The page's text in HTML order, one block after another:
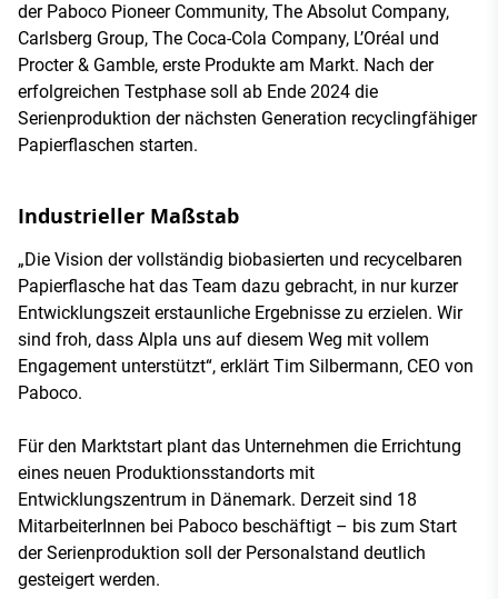
der Paboco Pioneer Community, The Absolut Company,
Carlsberg Group, The Coca-Cola Company, L’Oréal und
Procter & Gamble, erste Produkte am Markt. Nach der
erfolgreichen Testphase soll ab Ende 2024 die
Serienproduktion der nächsten Generation recyclingfähiger
Papierflaschen starten.
Industrieller Maßstab
„Die Vision der vollständig biobasierten und recycelbaren
Papierflasche hat das Team dazu gebracht, in nur kurzer
Entwicklungszeit erstaunliche Ergebnisse zu erzielen. Wir
sind froh, dass Alpla uns auf diesem Weg mit vollem
Engagement unterstützt“, erklärt Tim Silbermann, CEO von
Paboco.
Für den Marktstart plant das Unternehmen die Errichtung
eines neuen Produktionsstandorts mit
Entwicklungszentrum in Dänemark. Derzeit sind 18
MitarbeiterInnen bei Paboco beschäftigt – bis zum Start
der Serienproduktion soll der Personalstand deutlich
gesteigert werden.